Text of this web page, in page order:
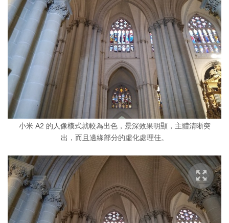
小米 A2 的人像模式就較為出色，景深效果明顯，主體清晰突
出，而且邊緣部分的虛化處理佳。